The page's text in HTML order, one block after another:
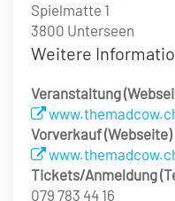
Spielmatte 1
3800 Unterseen
Weitere
Veranstaltung
Vorverkauf (Webseite)
Tickets/Anmeldung
079 783 44 16